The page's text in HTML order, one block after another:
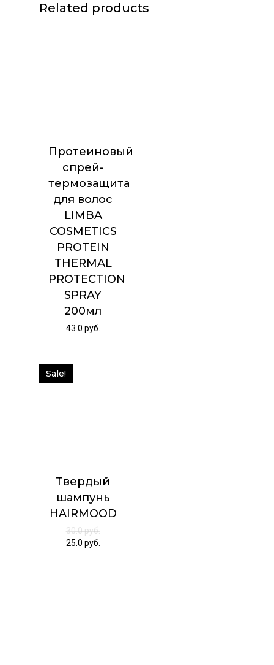
Related products
Протеиновый
спрей-
термозащита
для волос
LIMBA
COSMETICS
PROTEIN
THERMAL
PROTECTION
SPRAY
200мл
43.0 руб.
Sale!
Твердый
шампунь
HAIRMOOD
30.0руб.
25.0 руб.